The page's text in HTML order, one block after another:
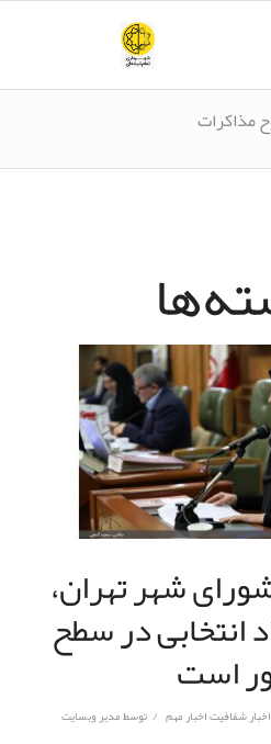
مذاکرات
شهر تهران،
انتخابی در سطح
است
اخبار شفافیت,اخبار مهم / توسطمدیر وبسایت